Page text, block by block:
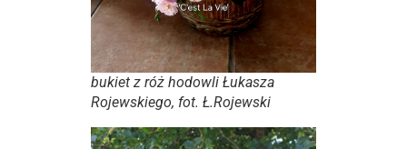
bukiet z róż hodowli Łukasza
Rojewskiego, fot. Ł.Rojewski